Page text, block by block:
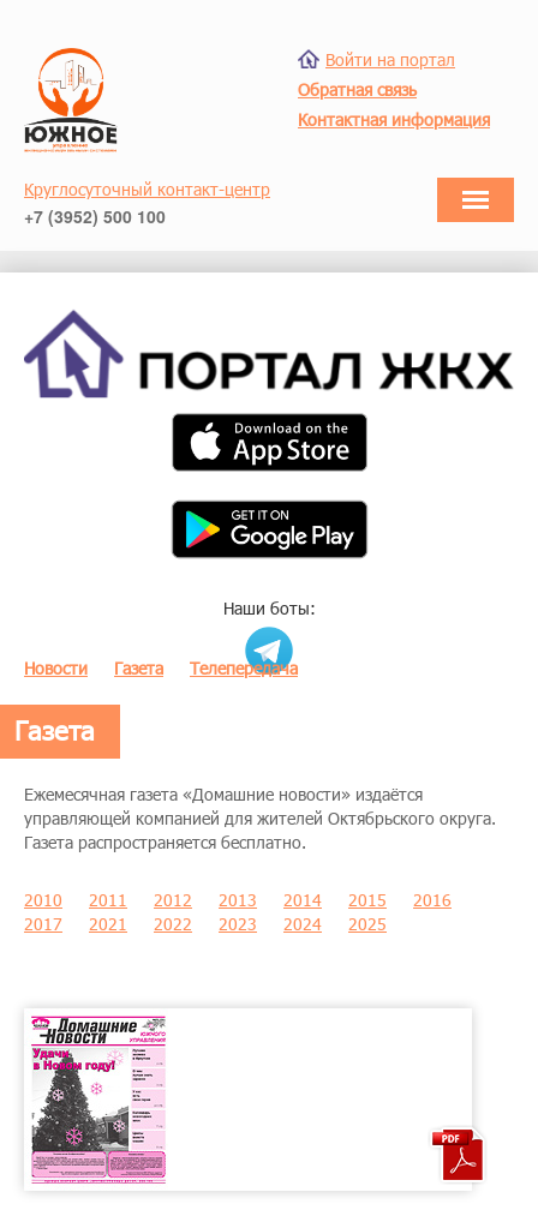
Войти на портал
Обратная связь
Контактная информация
Круглосуточный контакт-центр
+7 (3952) 500 100
Наши боты:
Новости Газета Телепередача
Газета
Ежемесячная газета «Домашние новости» издаётся
управляющей компанией для жителей Октябрьского округа.
Газета распространяется бесплатно.
2010 2011 2012 2013 2014 2015
2016
2017
2021 2022 2023 2024 2025